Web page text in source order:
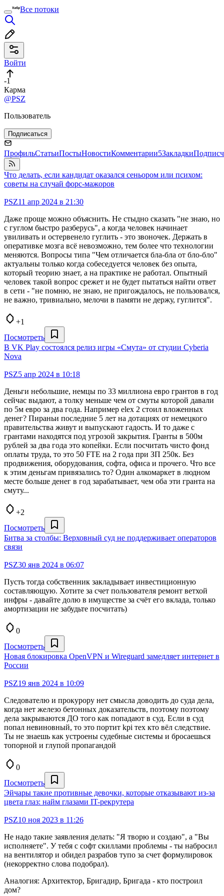
Все потоки
Войти
-1
Карма
@PSZ
Пользователь
Подписаться
ПрофильСтатьиПостыНовостиКомментарии5Закладки
Что делать, если кандидат оказался сеньором или психом:
советы на случай форс-мажоров
PSZ11 апр 2024 в 21:30
Даже проще можно объяснить. Не стыдно сказать "не знаю, но
с гуглом быстро разберусь", а когда человек начинает
увиливать и остервенело гуглить - это звоночек. Держать в
оперативке мозга всё невозможно, тем более что технологии
меняются. Вопросы типа "Чем отличается бла-бла от бло-бло"
актуальны только когда собеседуется человек без опыта,
который теорию знает, а на практике не работал. Опытный
человек такой вопрос срежет и не будет пытаться найти ответ
в сети - "не помню, не знаю, не пригождалось, не пользовался,
не важно, тривиально, мелочи в памяти не держу, гуглится".
+1
Посмотреть
В VK Play состоялся релиз игры «Смута» от студии Cyberia
Nova
PSZ5 апр 2024 в 10:18
Деньги небольшие, немцы по 33 миллиона евро грантов в год
сейчас выдают, а толку меньше чем от смуты которой давали
по 5м евро за два года. Например elex 2 стоил вложенных
денег? Пираньи последние 5 лет на дотациях от немецкого
правительства живут и выпускают гадость. И то даже с
грантами находятся под угрозой закрытия. Гранты в 500м
рублей за два года это копейки. Если посчитать чисто фонд
оплаты труда, то это 50 FTE на 2 года при ЗП 250к. Без
продвижения, оборудования, софта, офиса и прочего. Что все
к этим деньгам привязались то? Один алкомаркет в людном
месте больше денег в год зарабатывает, чем оба эти гранта на
смуту...
+2
Посмотреть
Битва за столбы: Верховный суд не поддерживает операторов
связи
PSZ30 янв 2024 в 06:07
Пусть тогда собственник закладывает инвестиционную
составляющую. Хотите за счет пользователя ремонт ветхой
инфры - давайте долю в имуществе за счёт его вклада, только
амортизации не забудьте посчитать)
0
Посмотреть
Новая блокировка OpenVPN и Wireguard замедляет интернет в
России
PSZ19 янв 2024 в 10:09
Следователю и прокурору нет смысла доводить до суда дела,
когда нет железо бетонных доказательств, поэтому поэтому
дела закрываются ДО того как попадают в суд. Если в суд
попал невиновный, то это портит kpi тех кто вёл следствие.
Ты не знаешь как устроены судебные системы и бросаешься
топорной и глупой пропагандой
0
Посмотреть
Эйчары такие противные девочки, которые отказывают из-за
цвета глаз: найм глазами IT-рекрутера
PSZ10 ноя 2023 в 11:26
Не надо такие заявления делать: "Я творю и создаю", а "Вы
исполняете". У тебя с софт скиллами проблемы - ты набросил
на вентилятор и обидел разрабов тупо за счет формулировок
(некорректно слова подобрал).
Аналогия: Архитектор, Бригадир, Бригада - кто построил
дом?